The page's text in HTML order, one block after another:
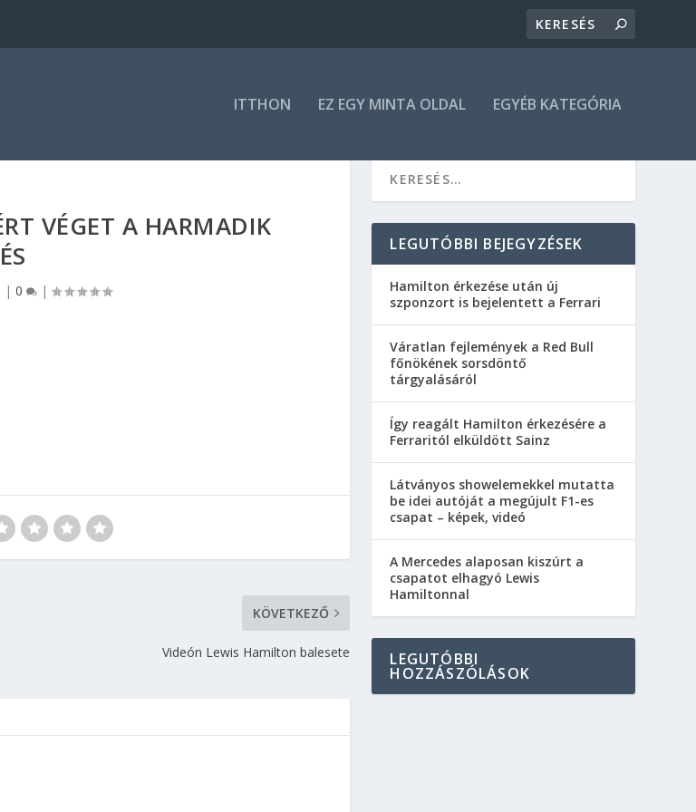
ITTHON EZ EGY MINTA OLDAL EGYÉB KATEGÓRIA
VÉGET A HARMADIK
| 0 |
KÖVETKEZŐ
Videón Lewis Hamilton balesete
LEGUTÓBBI BEJEGYZÉSEK
Hamilton érkezése után új
szponzort is bejelentett a Ferrari
Váratlan fejlemények a Red Bull
főnökének sorsdöntő
tárgyalásáról
Így reagált Hamilton érkezésére a
Ferraritól elküldött Sainz
Látványos showelemekkel mutatta
be idei autóját a megújult F1-es
csapat – képek, videó
A Mercedes alaposan kiszúrt a
csapatot elhagyó Lewis
Hamiltonnal
LEGUTÓBBI
HOZZÁSZÓLÁSOK